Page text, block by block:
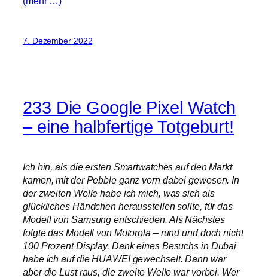
7. Dezember 2022
233 Die Google Pixel Watch
– eine halbfertige Totgeburt!
Ich bin, als die ersten Smartwatches auf den Markt
kamen, mit der Pebble ganz vorn dabei gewesen. In
der zweiten Welle habe ich mich, was sich als
glückliches Händchen herausstellen sollte, für das
Modell von Samsung entschieden. Als Nächstes
folgte das Modell von Motorola – rund und doch nicht
100 Prozent Display. Dank eines Besuchs in Dubai
habe ich auf die HUAWEI gewechselt. Dann war
aber die Lust raus, die zweite Welle war vorbei. Wer